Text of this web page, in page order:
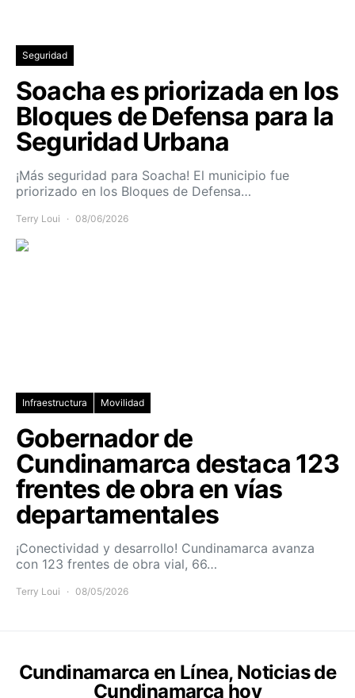
Seguridad
Soacha es priorizada en los
Bloques de Defensa para la
Seguridad Urbana
¡Más seguridad para Soacha! El municipio fue
priorizado en los Bloques de Defensa…
Terry Loui 08/06/2026
Infraestructura Movilidad
Gobernador de
Cundinamarca destaca 123
frentes de obra en vías
departamentales
¡Conectividad y desarrollo! Cundinamarca avanza
con 123 frentes de obra vial, 66…
Terry Loui 08/05/2026
Cundinamarca en Línea, Noticias de
Cundinamarca hoy